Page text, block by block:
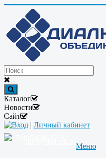
Каталог
Новости
Сайт
Вход | Личный кабинет
Меню